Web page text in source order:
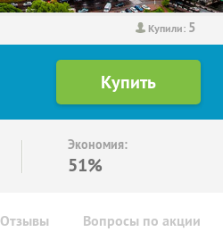
Купили: 5
Экономия:
51%
Отзывы Вопросы по акции